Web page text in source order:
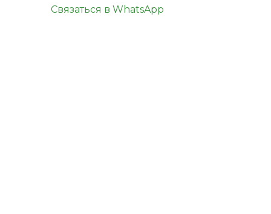
Связаться в WhatsApp